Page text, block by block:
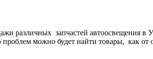
различных запчастей автоосвещения
можно будет найти товары, как